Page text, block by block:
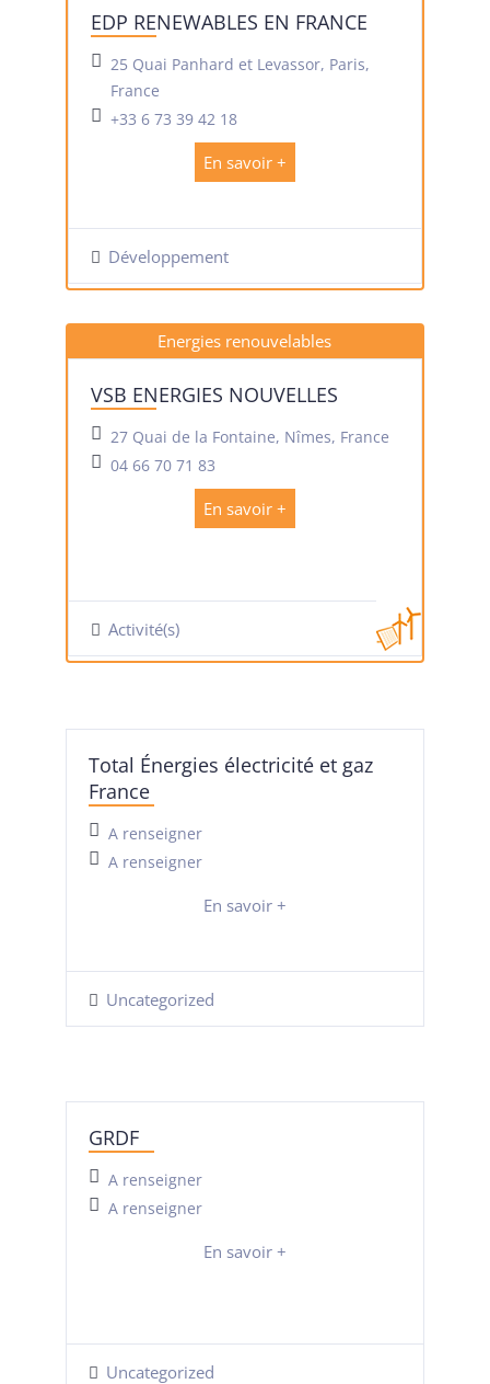
EDP RENEWABLES EN FRANCE
25 Quai Panhard et Levassor, Paris,
France
+33 6 73 39 42 18
En savoir +
Développement
Energies renouvelables
VSB ENERGIES NOUVELLES
27 Quai de la Fontaine, Nîmes, France
04 66 70 71 83
En savoir +
Activité(s)
Total Énergies électricité et gaz
France
A renseigner
A renseigner
En savoir +
Uncategorized
GRDF
A renseigner
A renseigner
En savoir +
Uncategorized